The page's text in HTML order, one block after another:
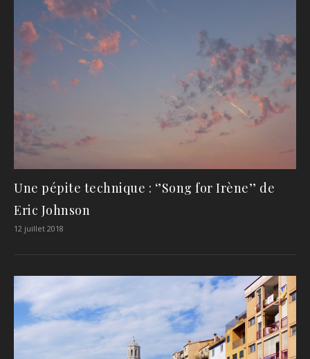
Une pépite technique : ‘’Song for Irène’’ de
Eric Johnson
12 juillet 2018